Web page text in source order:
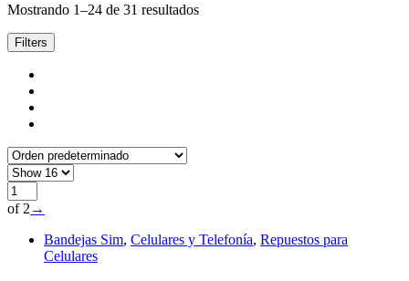
Mostrando 1–24 de 31 resultados
Filters
of 2 →
Bandejas Sim, Celulares y Telefonía, Repuestos para
Celulares